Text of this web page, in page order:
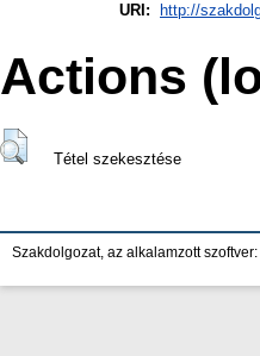
URI:
http://
Actions
Tétel szekesztése
Szakdolgozat, az alkalamzott szoftver: